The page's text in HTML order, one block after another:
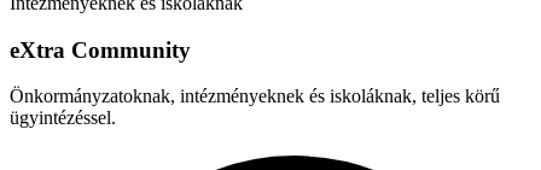
eXtra Community
Önkormányzatoknak, intézményeknek és iskoláknak, teljes körű
ügyintézéssel.